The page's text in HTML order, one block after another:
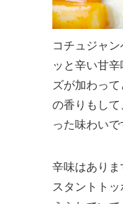
コチュジャ
ッと辛い甘
ズが加わっ
の香りもし
った味わいで
辛味はあり
スタントト